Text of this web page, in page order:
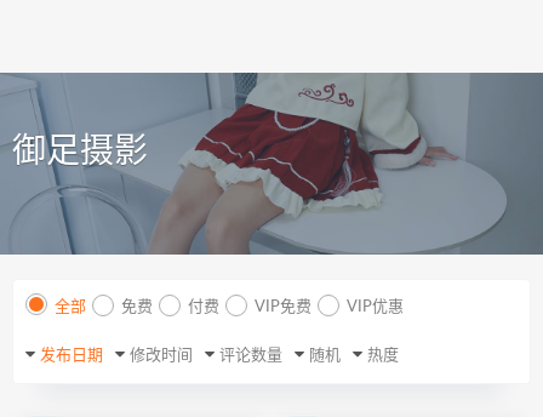
御足摄影
全部 免费 付费 VIP免费 VIP优惠
发布日期 修改时间 评论数量 随机 热度